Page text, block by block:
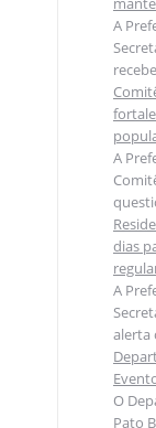
A
A
dias
A
alerta
O
Pato